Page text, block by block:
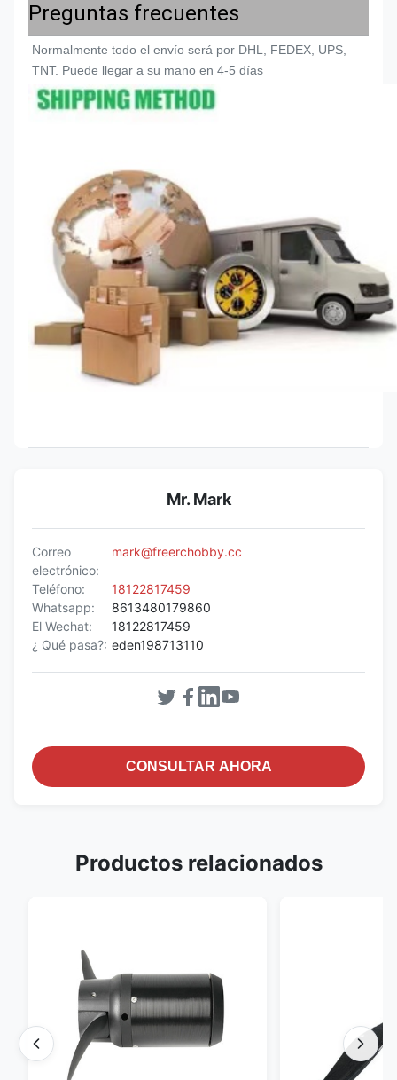
Preguntas frecuentes
Normalmente todo el envío será por DHL, FEDEX, UPS,
TNT. Puede llegar a su mano en 4-5 días
Mr. Mark
Correo
electrónico:
mark@freerchobby.cc
Teléfono:
18122817459
Whatsapp:
8613480179860
El Wechat:
18122817459
¿ Qué pasa?: eden198713110
CONSULTAR AHORA
Productos relacionados